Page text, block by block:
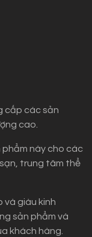
cấp các sản
cao.
này cho các
trung tâm thể
và giàu kinh
sản phẩm và
khách hàng.